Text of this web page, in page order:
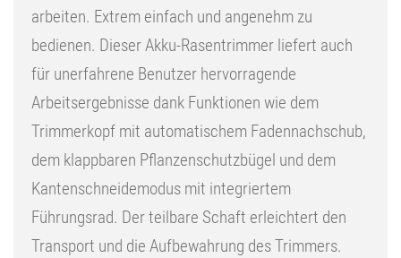
arbeiten. Extrem einfach und angenehm zu
bedienen. Dieser Akku-Rasentrimmer liefert auch
für unerfahrene Benutzer hervorragende
Arbeitsergebnisse dank Funktionen wie dem
Trimmerkopf mit automatischem Fadennachschub,
dem klappbaren Pflanzenschutzbügel und dem
Kantenschneidemodus mit integriertem
Führungsrad. Der teilbare Schaft erleichtert den
Transport und die Aufbewahrung des Trimmers.